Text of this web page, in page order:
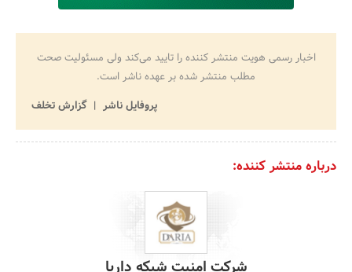
اخبار رسمی هویت منتشر کننده را تایید می‌کند ولی مسئولیت صحت
مطلب منتشر شده بر عهده ناشر است.
پروفایل ناشر
گزارش تخلف
درباره منتشر کننده: